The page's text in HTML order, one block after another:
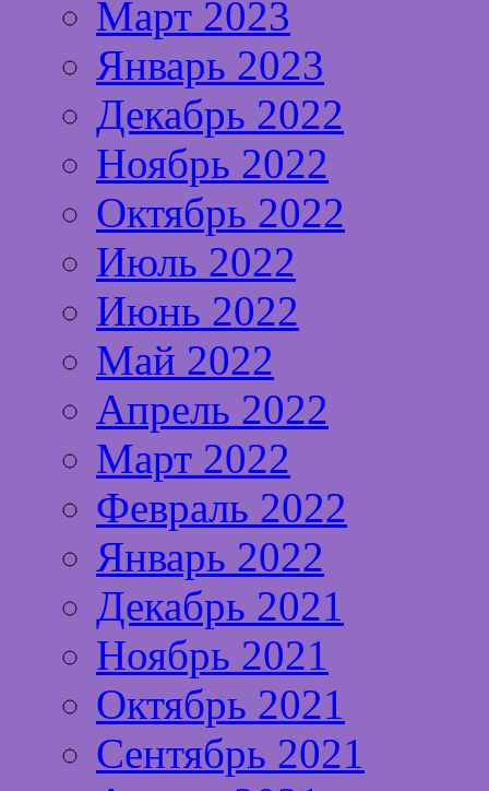
Март 2023
Январь 2023
Декабрь 2022
Ноябрь 2022
Октябрь 2022
Июль 2022
Июнь 2022
Май 2022
Апрель 2022
Март 2022
Февраль 2022
Январь 2022
Декабрь 2021
Ноябрь 2021
Октябрь 2021
Сентябрь 2021